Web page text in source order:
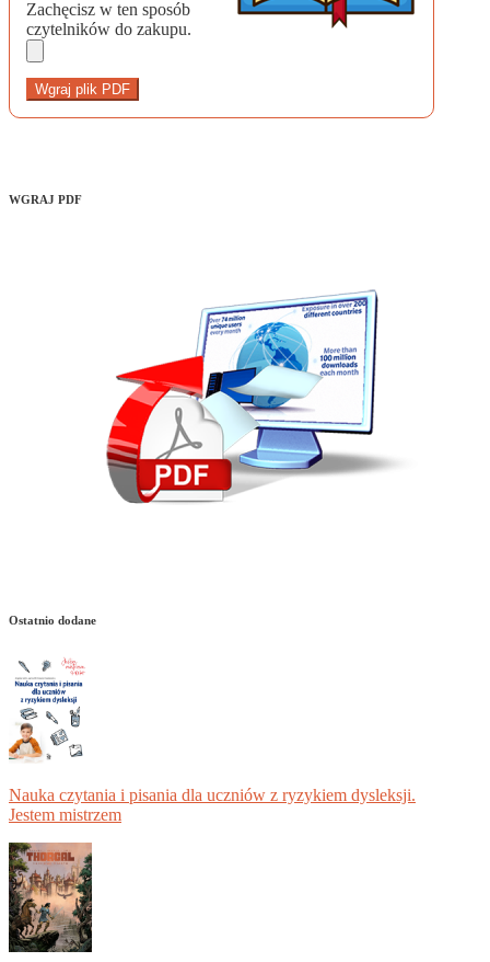
Zachęcisz w ten sposób
czytelników do zakupu.
Wgraj plik PDF
WGRAJ PDF
Ostatnio dodane
Nauka czytania i pisania dla uczniów z ryzykiem dysleksji.
Jestem mistrzem